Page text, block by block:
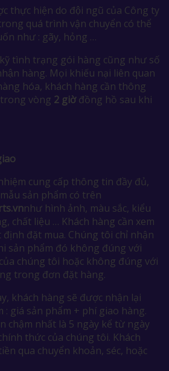
thực hiện do đội ngũ của Công ty
quá trình vận chuyển có thể
như : gãy, hỏng …
tình trạng gói hàng cũng như số
hàng. Mọi khiếu nại liên quan
hóa, khách hàng cần thông
vòng 2 giờđồng hồ sau khi
cung cấp thông tin đầy đủ,
sản phẩm có trên
như hình ảnh, màu sắc, kiểu
chất liệu … Khách hàng cần xem
đặt mua. Chúng tôi chỉ nhận
sản phẩm đó không đúng với
chúng tôi hoặc không đúng với
trong đơn đặt hàng.
khách hàng sẽ được nhận lại
: giá sản phẩm + phí giao hàng.
chậm nhất là 5 ngày kể từ ngày
thức của chúng tôi. Khách
qua chuyển khoản, séc, hoặc